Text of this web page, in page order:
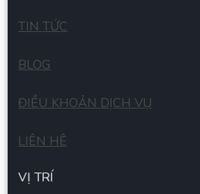
TIN TỨC
BLOG
ĐIỀU KHOẢN DỊCH VỤ
LIÊN HÊ
VỊ TRÍ